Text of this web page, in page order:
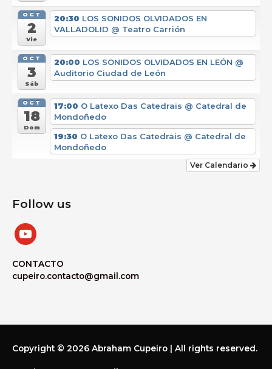
OCT
2
Vie
20:30 LOS SONIDOS OLVIDADOS EN
VALLADOLID @ Teatro Carrión
OCT
3
Sáb
20:00 LOS SONIDOS OLVIDADOS EN LEÓN @
Auditorio Ciudad de León
OCT
18
Dom
17:00 O Latexo Das Catedrais @ Catedral de
Mondoñedo
19:30 O Latexo Das Catedrais @ Catedral de
Mondoñedo
Ver Calendario
Follow us
youtube
CONTACTO
cupeiro.contacto@gmail.com
Copyright © 2026 Abraham Cupeiro | All rights reserved.